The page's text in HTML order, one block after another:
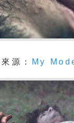
源： My